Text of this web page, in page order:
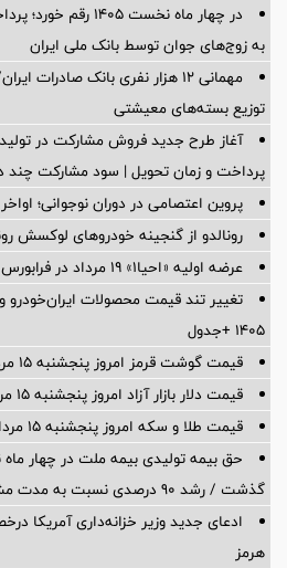
به زوج‌های جوان توسط بانک ملی ایران
مهمانی ۱۲ هزار نفری بانک
توزیع بسته‌های معیشتی
آغاز طرح جدید فروش مشارکت در
پرداخت و زمان تحویل | سود مشارکت
پروین اعتصامی در دوران نوجوانی؛ اواخر دهه
رونالدو از گنجینه خودروهای لوکسش
عرضه اولیه «احیا۱» ۱۹ مرداد در فرابورس
۱۴۰۵ +جدول
قیمت گوشت قرمز امروز پنجشنبه ۱۵ مرداد ۱۴۰۵ +جدول
قیمت دلار بازار آزاد امروز پنجشنبه ۱۵ مرداد ۱۴۰۵ +جدول
قیمت طلا و سکه امروز پنجشنبه ۱۵ مرداد ۱۴۰۵
گذشت / رشد 90 درصدی نسبت به مدت مشابه سال گذشته
ادعای جدید وزیر خزانه‌داری آمریکا
هرمز